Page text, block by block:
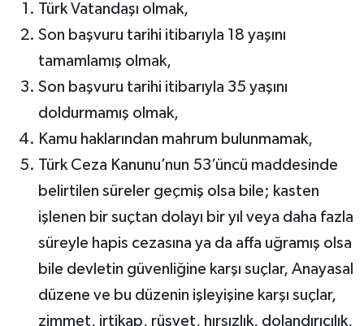
Türk Vatandaşı olmak,
Son başvuru tarihi itibarıyla 18 yaşını
tamamlamış olmak,
Son başvuru tarihi itibarıyla 35 yaşını
doldurmamış olmak,
Kamu haklarından mahrum bulunmamak,
Türk Ceza Kanunu’nun 53’üncü maddesinde
belirtilen süreler geçmiş olsa bile; kasten
işlenen bir suçtan dolayı bir yıl veya daha fazla
süreyle hapis cezasına ya da affa uğramış olsa
bile devletin güvenliğine karşı suçlar, Anayasal
düzene ve bu düzenin işleyişine karşı suçlar,
zimmet, irtikap, rüşvet, hırsızlık, dolandırıcılık,